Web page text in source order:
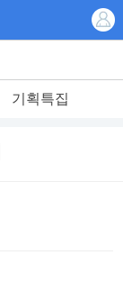
기획특집